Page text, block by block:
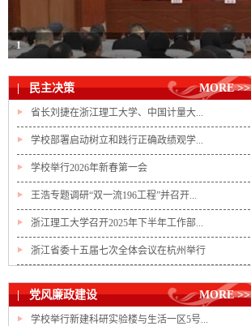
1
| 民主决策 MORE >>
省长刘捷在浙江理工大学、中国计量大...
学校部署启动树立和践行正确政绩观学...
学校举行2026年新春第一会
王浩专题调研“双一流196工程”并召开...
浙江理工大学召开2025年下半年工作部...
浙江省委十五届七次全体会议在杭州举行
| 党风廉政建设 MORE >>
学校举行新建科研实验楼与生活一区5号...